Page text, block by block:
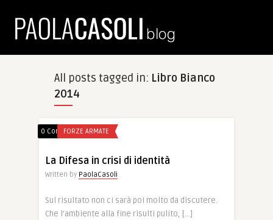
All posts tagged in: Libro Bianco
2014
0 CommentsFORZE ARMATE
La Difesa in crisi di identità
Written by PaolaCasoli
Sul risultato non ci sarà poi molto da discutere.
Che l’ambiente alla fine risulti pulito, […]